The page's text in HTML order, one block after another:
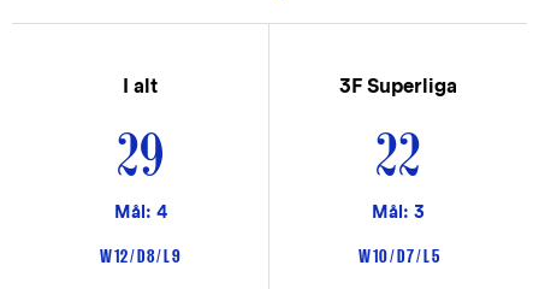
I alt
29
Mål: 4
W 12 / D 8 / L 9
3F Superliga
22
Mål: 3
W 10 / D 7 / L 5